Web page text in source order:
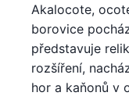
Akalocote,
borovice
představuje
rozšíření,
hor a kaňonů v